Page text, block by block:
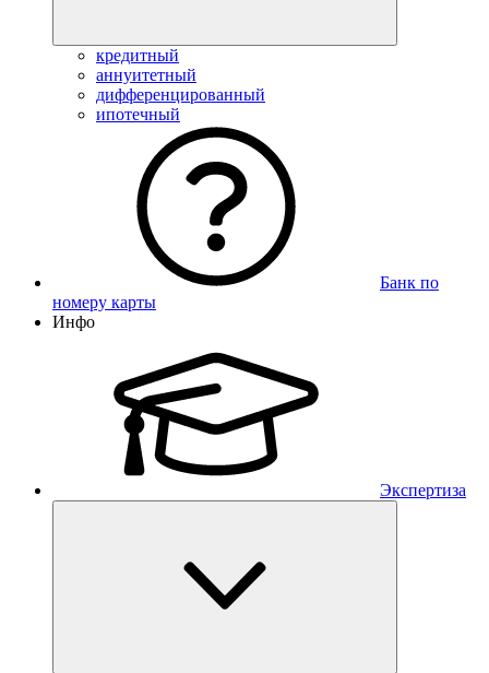
кредитный
аннуитетный
дифференцированный
ипотечный
Банк по
номеру карты
Инфо
Экспертиза